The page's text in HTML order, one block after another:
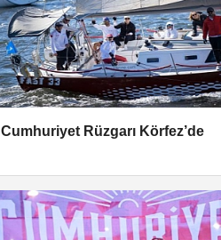
Cumhuriyet Rüzgarı Körfez’de